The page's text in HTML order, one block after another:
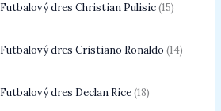
Futbalový dres Christian Pulisic 15
Futbalový dres Cristiano Ronaldo 14
Futbalový dres Declan Rice 18